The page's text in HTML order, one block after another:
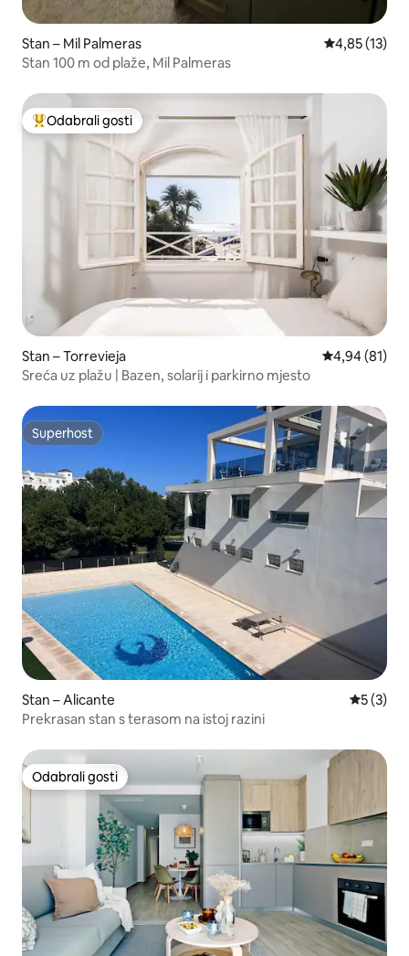
Stan – Mil Palmeras Prosječna
4,85 (13)
Stan 100 m od plaže, Mil Palmeras
Među najviše rangiranima s oznakom „Odabrali gosti”
Odabrali gosti
Stan – Torrevieja Prosječna
4,94 (81)
Sreća uz plažu | Bazen, solarij i parkirno mjesto
Superhost
Superhost
Stan – Alicante
5 (3)
Prekrasan stan s terasom na istoj razini
Odabrali gosti
Odabrali gosti